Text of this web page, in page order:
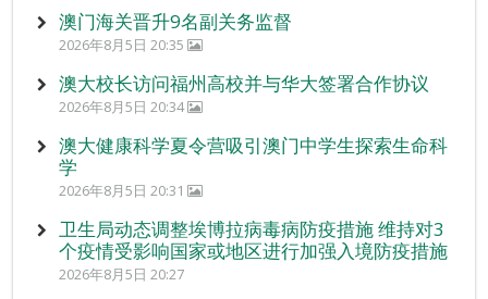
澳门海关晋升9名副关务监督
2026年8月5日 20:35
澳大校长访问福州高校并与华大签署合作协议
2026年8月5日 20:34
澳大健康科学夏令营吸引澳门中学生探索生命科
学
2026年8月5日 20:31
卫生局动态调整埃博拉病毒病防疫措施 维持对3
个疫情受影响国家或地区进行加强入境防疫措施
2026年8月5日 20:27